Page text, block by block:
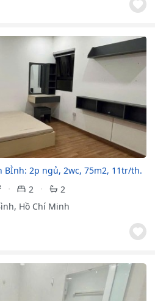
BÌnh: 2p ngủ, 2wc, 75m2, 11tr/th.
2
2
Hồ Chí Minh